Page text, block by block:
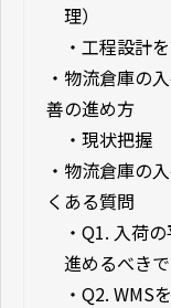
理）
・ 工程設計
・ 物流倉庫の
善の進め方
・ 現状把握
・ 物流倉庫の
くある質問
・ Q1. 入荷
進めるべき
・ Q2. WMS